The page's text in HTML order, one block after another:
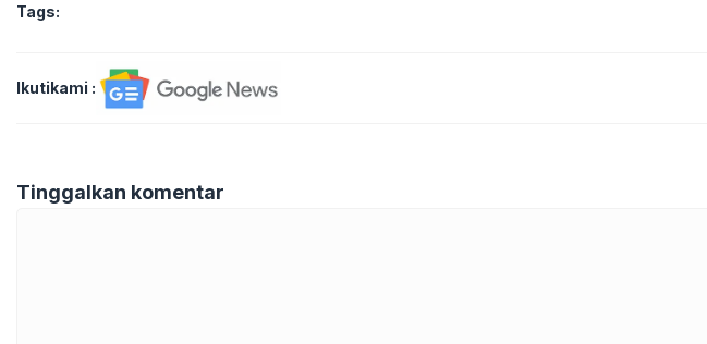
Tags:
Ikutikami :
Tinggalkan komentar